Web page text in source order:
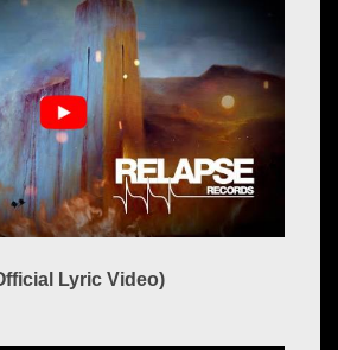
Lyric Video)